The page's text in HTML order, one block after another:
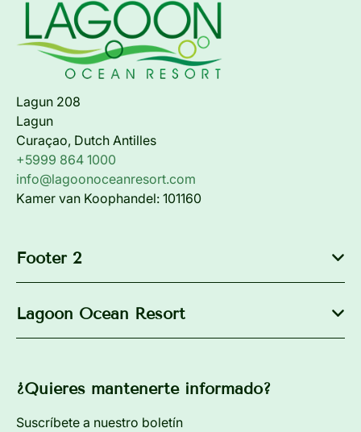
Lagun 208
Lagun
Curaçao, Dutch Antilles
+5999 864 1000
info@lagoonoceanresort.com
Kamer van Koophandel: 101160
Footer 2
Lagoon Ocean Resort
¿Quieres mantenerte informado?
Suscríbete a nuestro boletín